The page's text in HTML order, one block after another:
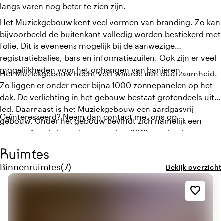
langs varen nog beter te zien zijn.
Het Muziekgebouw kent veel vormen van branding. Zo kan
bijvoorbeeld de buitenkant volledig worden bestickerd met
folie. Dit is eveneens mogelijk bij de aanwezige
registratiebalies, bars en informatiezuilen. Ook zijn er veel
mogelijkheden voor het ophangen van banieren.
Het Muziekgebouw hecht veel waarde aan duurzaamheid.
Zo liggen er onder meer bijna 1000 zonnepanelen op het
dak. De verlichting in het gebouw bestaat grotendeels uit
led. Daarnaast is het Muziekgebouw een aardgasvrij
gebouw. Onder het gebouw bevindt zich namelijk een
warmte/koude bron. In september 2019 ontving het
Muziekgebouw het BREEAM certificaat, een internationaal
duurzaamheidscertificaat, waarbij het Muziekgebouw ‘very
good’ scoorde. Hiermee telt het Muziekgebouw als één
van de meest duurzame culturele instellingen van
Geïnteresseerd? Neem dan contact met ons op.
Ruimtes
Binnenruimtes
Aantal binnenruimtes: 7
(7) Bekijk overzicht
favorite_border